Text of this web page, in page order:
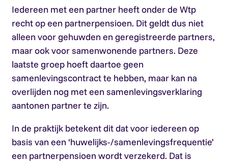
Iedereen met een partner heeft onder de Wtp
recht op een partnerpensioen. Dit geldt dus niet
alleen voor gehuwden en geregistreerde partners,
maar ook voor samenwonende partners. Deze
laatste groep hoeft daartoe geen
samenlevingscontract te hebben, maar kan na
overlijden nog met een samenlevingsverklaring
aantonen partner te zijn.
In de praktijk betekent dit dat voor iedereen op
basis van een ‘huwelijks-/samenlevingsfrequentie’
een partnerpensioen wordt verzekerd. Dat is